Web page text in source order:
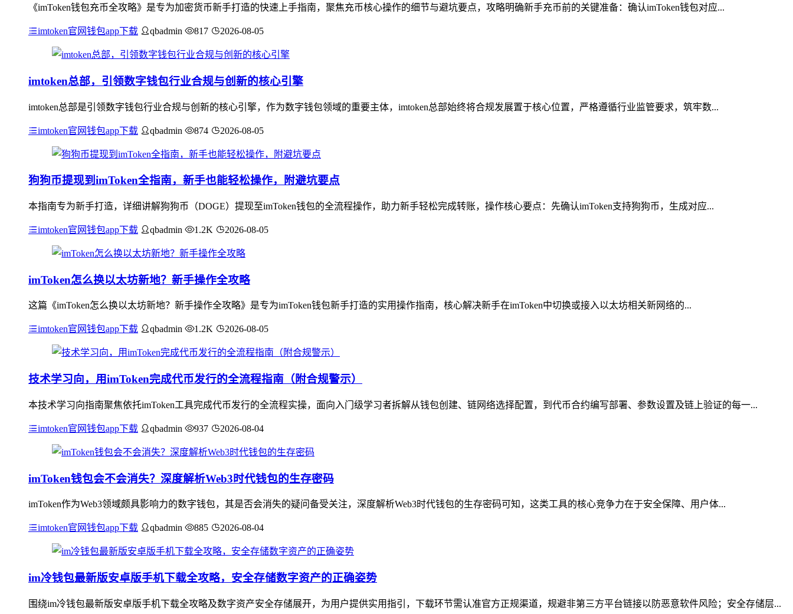
《imToken钱包充币全攻略》是专为加密货币新手打造的快速上手指南，聚焦充币核心操作的细节与避坑要点，攻略明确新手充币前的关键准备：确认imToken钱包对应...
imtoken官网钱包app下载 qbadmin 817 2026-08-05
imtoken总部，引领数字钱包行业合规与创新的核心引擎
imtoken总部是引领数字钱包行业合规与创新的核心引擎，作为数字钱包领域的重要主体，imtoken总部始终将合规发展置于核心位置，严格遵循行业监管要求，筑牢数...
imtoken官网钱包app下载 qbadmin 874 2026-08-05
狗狗币提现到imToken全指南，新手也能轻松操作，附避坑要点
本指南专为新手打造，详细讲解狗狗币（DOGE）提现至imToken钱包的全流程操作，助力新手轻松完成转账，操作核心要点：先确认imToken支持狗狗币，生成对应...
imtoken官网钱包app下载 qbadmin 1.2K 2026-08-05
imToken怎么换以太坊新地？新手操作全攻略
这篇《imToken怎么换以太坊新地？新手操作全攻略》是专为imToken钱包新手打造的实用操作指南，核心解决新手在imToken中切换或接入以太坊相关新网络的...
imtoken官网钱包app下载 qbadmin 1.2K 2026-08-05
技术学习向，用imToken完成代币发行的全流程指南（附合规警示）
本技术学习向指南聚焦依托imToken工具完成代币发行的全流程实操，面向入门级学习者拆解从钱包创建、链网络选择配置，到代币合约编写部署、参数设置及链上验证的每一...
imtoken官网钱包app下载 qbadmin 937 2026-08-04
imToken钱包会不会消失？深度解析Web3时代钱包的生存密码
imToken作为Web3领域颇具影响力的数字钱包，其是否会消失的疑问备受关注，深度解析Web3时代钱包的生存密码可知，这类工具的核心竞争力在于安全保障、用户体...
imtoken官网钱包app下载 qbadmin 885 2026-08-04
im冷钱包最新版安卓版手机下载全攻略，安全存储数字资产的正确姿势
围绕im冷钱包最新版安卓版手机下载全攻略及数字资产安全存储展开，为用户提供实用指引，下载环节需认准官方正规渠道，规避非第三方平台链接以防恶意软件风险；安全存储层...